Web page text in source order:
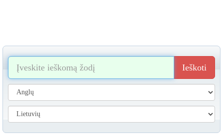
Ieškoti